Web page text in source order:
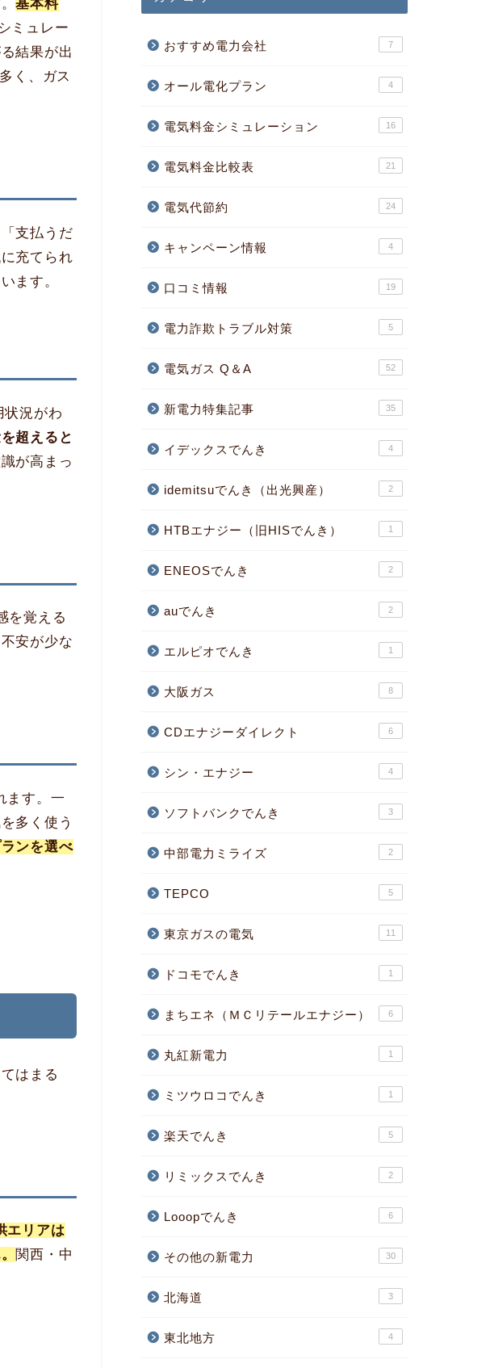
基本料
ミュレー
結果が出
く、ガス
支払うだ
充てられ
ます。
状況がわ
超えると
が高まっ
を覚える
安が少な
ます。一
多く使う
ンを選べ
はまる
エリアは
関西・中
おすすめ電力会社 7
オール電化プラン 4
電気料金シミュレーション 16
電気料金比較表 21
電気代節約 24
キャンペーン情報 4
口コミ情報 19
電力詐欺トラブル対策 5
電気ガス Q＆A 52
新電力特集記事 35
イデックスでんき 4
idemitsuでんき（出光興産） 2
HTBエナジー（旧HISでんき） 1
ENEOSでんき 2
auでんき 2
エルピオでんき 1
大阪ガス 8
CDエナジーダイレクト 6
シン・エナジー 4
ソフトバンクでんき 3
中部電力ミライズ 2
TEPCO 5
東京ガスの電気 11
ドコモでんき 1
まちエネ（ＭＣリテールエナジー） 6
丸紅新電力 1
ミツウロコでんき 1
楽天でんき 5
リミックスでんき 2
Looopでんき 6
その他の新電力 30
北海道 3
東北地方 4